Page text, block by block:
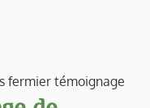
fermier témoignage